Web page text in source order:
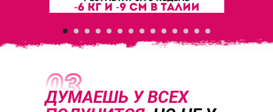
ДУМАЕШЬ У ВСЕХ